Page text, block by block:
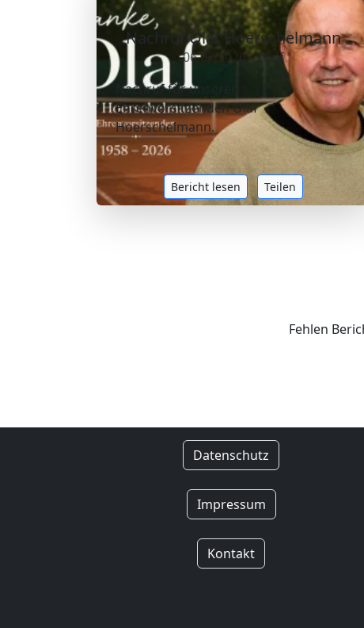
Nachruf Olaf Hoerschelmann
06.07.2026 - Wolf
Nachruf für unseren
Ehrenvorsitzenden Olaf
Hoerschelmann.
Bericht lesen Teilen
Fehlen
Datenschutz
Impressum
Kontakt